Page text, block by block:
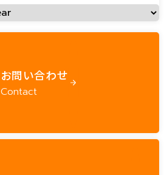
お問い合わせ
Contact